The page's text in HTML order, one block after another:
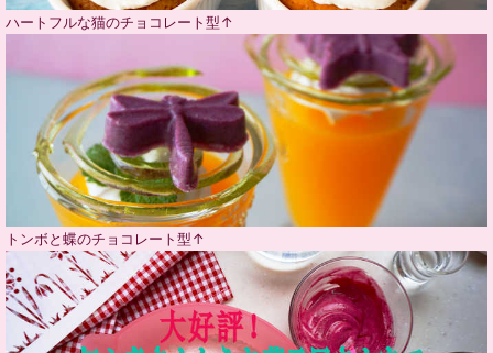
ハートフルな猫のチョコレート型↑
トンボと蝶のチョコレート型↑